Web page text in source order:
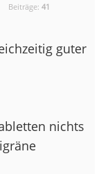
Beiträge:41
guter
nichts